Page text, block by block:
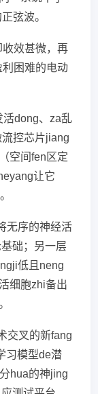
弦波。
收效甚微，再
困难的电动
活dong、za乱
控芯片jiang
空间fen区定
让它
无序的神经活
础；另一层
低且neng
细胞zhi备出
交叉的新fang
习模型de潜
hua的神jing